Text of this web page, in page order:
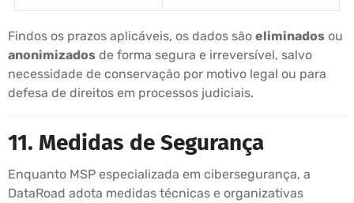
Findos os prazos aplicáveis, os dados são eliminados ou
anonimizados de forma segura e irreversível, salvo
necessidade de conservação por motivo legal ou para
defesa de direitos em processos judiciais.
11. Medidas de Segurança
Enquanto MSP especializada em cibersegurança, a
DataRoad adota medidas técnicas e organizativas